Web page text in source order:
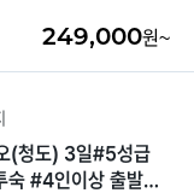
249,000원~
(청도) 3일#5성급
숙 #4인이상 출발확